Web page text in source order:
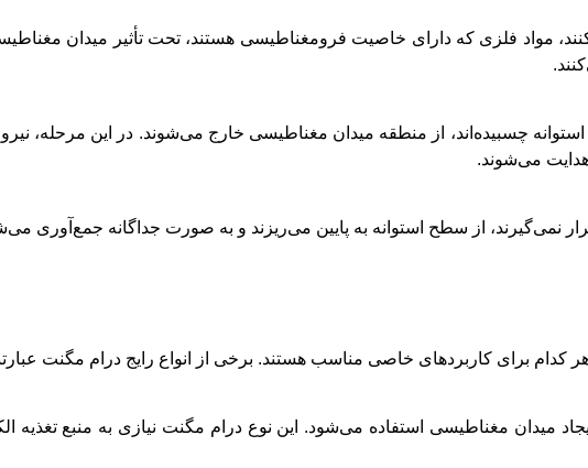
مواد فلزی که دارای خاصیت فرومغناطیسی هستند، تحت تأثیر میدان
چسبیده‌اند، از منطقه میدان مغناطیسی خارج می‌شوند. در این مرحله،
می‌شوند.
نمی‌گیرند، از سطح استوانه به پایین می‌ریزند و به صورت جداگانه جمع‌آوری
کدام برای کاربردهای خاصی مناسب هستند. برخی از انواع رایج درام مگنت
میدان مغناطیسی استفاده می‌شود. این نوع درام مگنت نیازی به منبع تغذیه